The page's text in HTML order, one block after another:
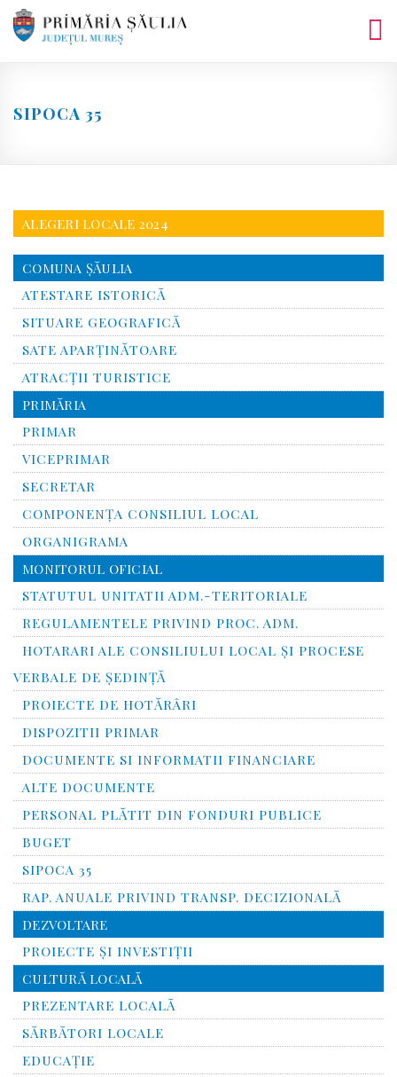
Skip
SIPOCA 35
ALEGERI LOCALE 2024
COMUNA ŞĂULIA
ATESTARE ISTORICĂ
SITUARE GEOGRAFICĂ
SATE APARȚINĂTOARE
ATRACȚII TURISTICE
PRIMĂRIA
PRIMAR
VICEPRIMAR
SECRETAR
COMPONENȚA CONSILIUL LOCAL
ORGANIGRAMA
MONITORUL OFICIAL
STATUTUL UNITATII ADM.-TERITORIALE
REGULAMENTELE PRIVIND PROC. ADM.
HOTARARI ALE CONSILIULUI LOCAL ȘI PROCESE
VERBALE DE ȘEDINȚĂ
PROIECTE DE HOTĂRÂRI
DISPOZITII PRIMAR
DOCUMENTE SI INFORMATII FINANCIARE
ALTE DOCUMENTE
PERSONAL PLĂTIT DIN FONDURI PUBLICE
BUGET
SIPOCA 35
RAP. ANUALE PRIVIND TRANSP. DECIZIONALĂ
DEZVOLTARE
PROIECTE ȘI INVESTIȚII
CULTURĂ LOCALĂ
PREZENTARE LOCALĂ
SĂRBĂTORI LOCALE
EDUCAȚIE